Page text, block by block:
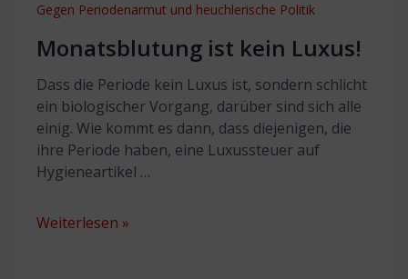
Gegen Periodenarmut und heuchlerische Politik
Monatsblutung ist kein Luxus!
Dass die Periode kein Luxus ist, sondern schlicht
ein biologischer Vorgang, darüber sind sich alle
einig. Wie kommt es dann, dass diejenigen, die
ihre Periode haben, eine Luxussteuer auf
Hygieneartikel …
Weiterlesen »